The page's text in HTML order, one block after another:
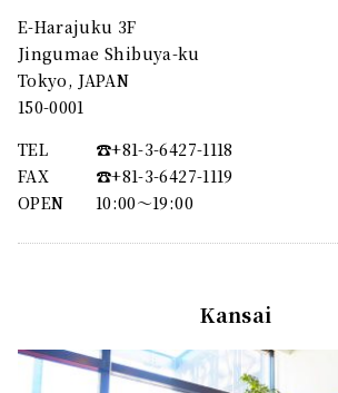
E-Harajuku 3F
Jingumae Shibuya-ku
Tokyo, JAPAN
150-0001
TEL
☎︎+81-3-6427-1118
FAX
☎︎+81-3-6427-1119
OPEN
10:00〜19:00
Kansai